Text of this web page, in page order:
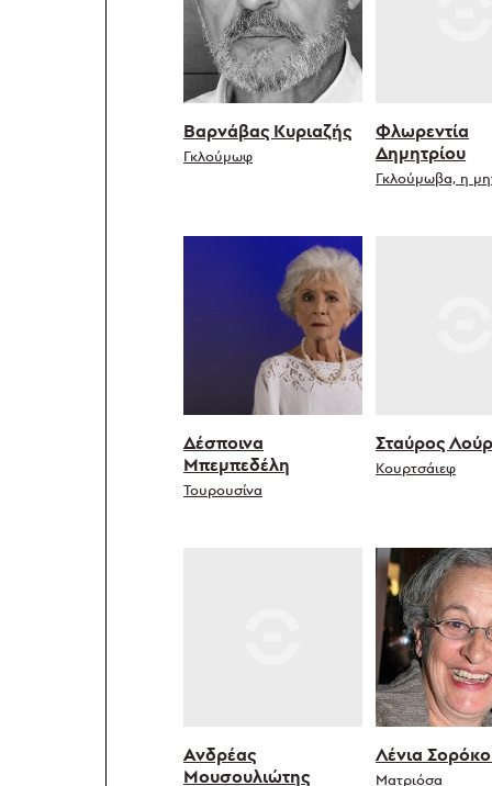
Βαρνάβας Κυριαζής
Γκλούμωφ
Φλωρεντία
Δημητρίου
Γκλούμωβα, η
Δέσποινα
Μπεμπεδέλη
Τουρουσίνα
Σταύρος
Κουρτσάιεφ
Ανδρέας
Μουσουλιώτης
Λένια
Ματριόσα